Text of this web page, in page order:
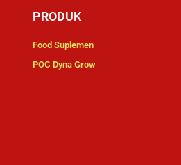
PRODUK
Food Suplemen
POC Dyna Grow